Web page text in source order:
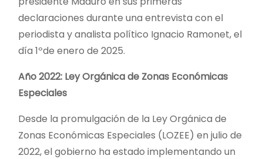
declaraciones durante una entrevista con el
periodista y analista político Ignacio Ramonet, el
día 1ºde enero de 2025.
Año 2022: Ley Orgánica de Zonas Económicas
Especiales
Desde la promulgación de la Ley Orgánica de
Zonas Económicas Especiales (LOZEE) en julio de
2022, el gobierno ha estado implementando un